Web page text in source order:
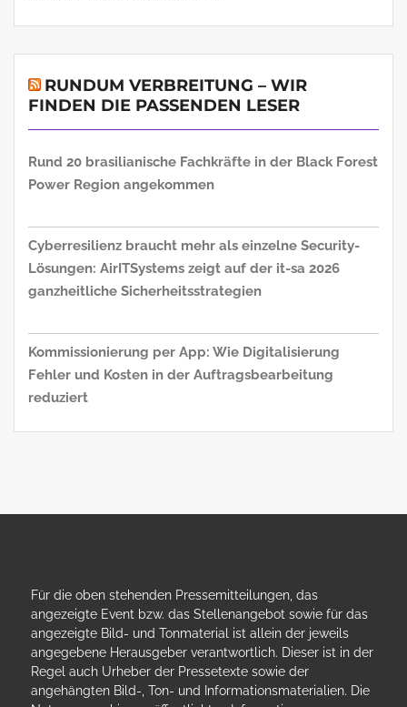
RUNDUM VERBREITUNG – WIR
FINDEN DIE PASSENDEN LESER
Rund 20 brasilianische Fachkräfte in der Black Forest
Power Region angekommen
Cyberresilienz braucht mehr als einzelne Security-
Lösungen: AirITSystems zeigt auf der it-sa 2026
ganzheitliche Sicherheitsstrategien
Kommissionierung per App: Wie Digitalisierung
Fehler und Kosten in der Auftragsbearbeitung
reduziert
Für die oben stehenden Pressemitteilungen, das
angezeigte Event bzw. das Stellenangebot sowie für das
angezeigte Bild- und Tonmaterial ist allein der jeweils
angegebene Herausgeber verantwortlich. Dieser ist in der
Regel auch Urheber der Pressetexte sowie der
angehängten Bild-, Ton- und Informationsmaterialien. Die